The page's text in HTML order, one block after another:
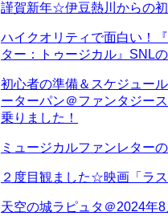
謹賀新年☆伊豆熱川からの
ハイクオリティで面白い！
ター：トゥージカル』SNL
初心者の準備＆スケジュー
ーターパン＠ファンタジー
乗りました！
ミュージカルファンレター
２度目観ました☆映画「ラス
天空の城ラピュタ＠2024年